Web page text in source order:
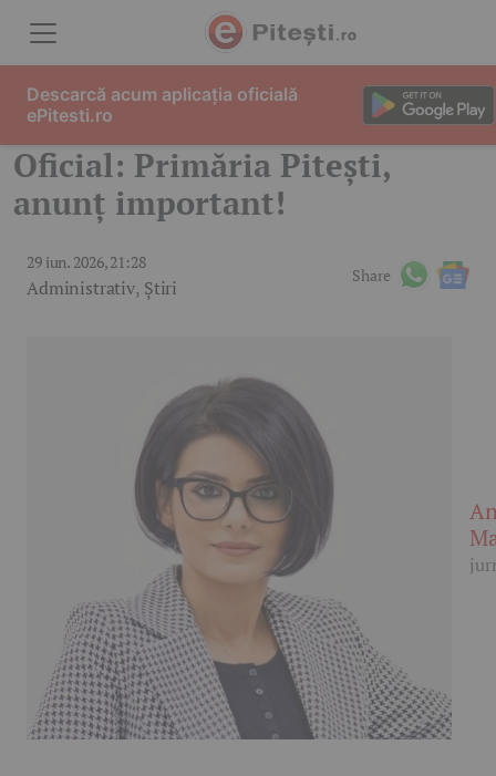
Oficial: Primăria Pitești,
anunț important!
29 iun. 2026, 21:28
Administrativ, Știri
Share
Descarcă acum aplicația oficială
ePitesti.ro